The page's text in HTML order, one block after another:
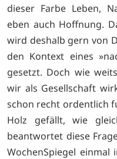
dieser Farbe Leben,
eben auch Hoffnung.
wird deshalb gern von
den Kontext eines
gesetzt. Doch wie
wir als Gesellschaft
schon recht ordentlich
Holz gefällt, wie
beantwortet diese
WochenSpiegel einmal